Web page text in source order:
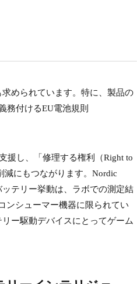
められています。特に、製品の
務付けるEU電池規則
援し、「修理する権利（Right to
減にもつながります。Nordic
テリー挙動は、ラボでの測定結
ンシューマー機器に限られてい
ー駆動デバイスにとってゲーム